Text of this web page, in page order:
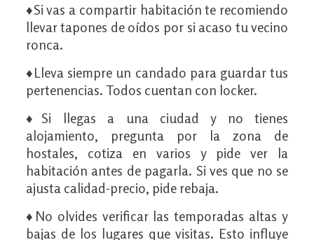
♦Si vas a compartir habitación te recomiendo
llevar tapones de oídos por si acaso tu vecino
ronca.
♦Lleva siempre un candado para guardar tus
pertenencias. Todos cuentan con locker.
♦Si llegas a una ciudad y no tienes
alojamiento, pregunta por la zona de
hostales, cotiza en varios y pide ver la
habitación antes de pagarla. Si ves que no se
ajusta calidad-precio, pide rebaja.
♦No olvides verificar las temporadas altas y
bajas de los lugares que visitas. Esto influye